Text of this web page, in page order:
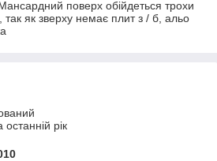
поверх обійдеться трохи
як зверху немає плит з / б, альо
останній рік